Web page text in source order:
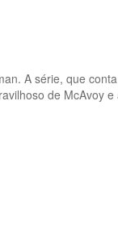
A série, que
de McAvoy